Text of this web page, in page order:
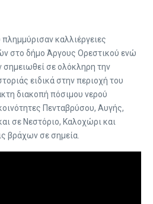
καλλιέργειες
στο δήμο Άργους Ορεστικού ενώ
σε ολόκληρη την
ειδικά στην περιοχή του
διακοπή πόσιμου νερού
Πενταβρύσου, Αυγής,
σε Νεστόριο, Καλοχώρι και
βράχων σε σημεία.